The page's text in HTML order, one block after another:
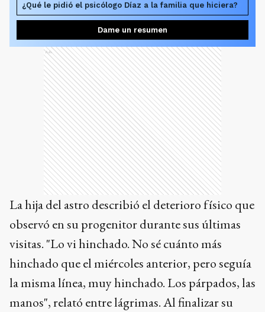
¿Qué le pidió el psicólogo Díaz a la familia que hiciera?
Dame un resumen
Ads
La hija del astro describió el deterioro físico que
observó en su progenitor durante sus últimas
visitas. "Lo vi hinchado. No sé cuánto más
hinchado que el miércoles anterior, pero seguía
la misma línea, muy hinchado. Los párpados, las
manos", relató entre lágrimas. Al finalizar su